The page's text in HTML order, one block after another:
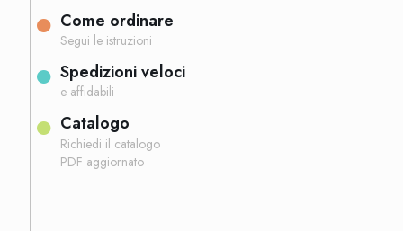
Come ordinare
Segui le istruzioni
Spedizioni veloci
e affidabili
Catalogo
Richiedi il catalogo
PDF aggiornato